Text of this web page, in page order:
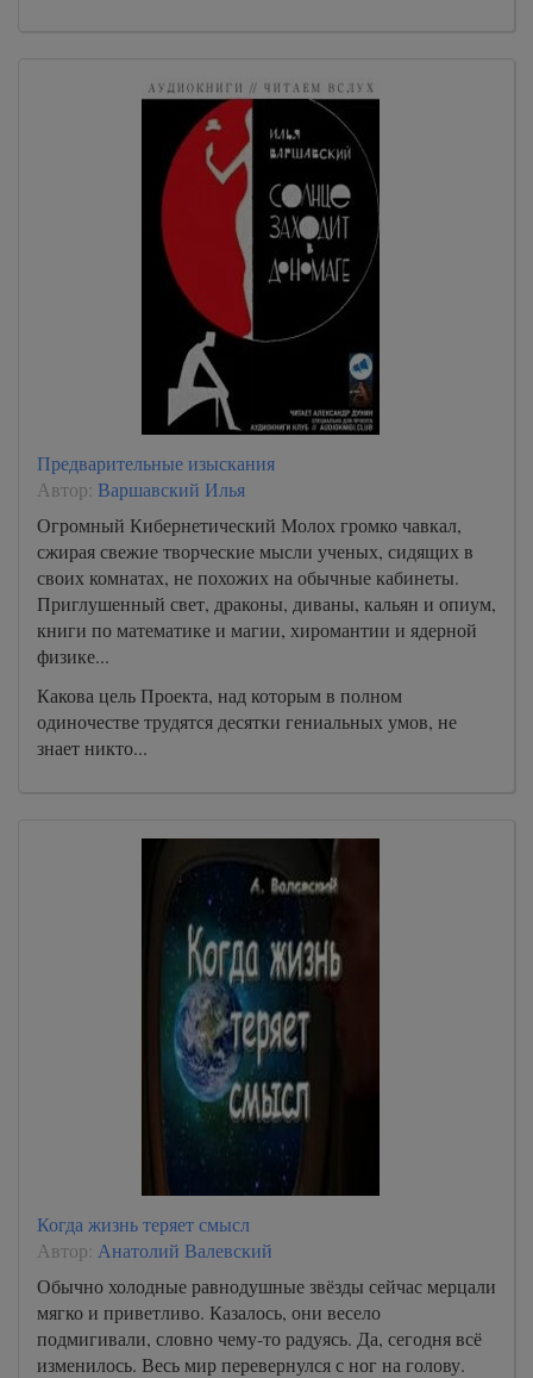
Предварительные изыскания
Автор: Варшавский Илья
Огромный Кибернетический Молох громко чавкал,
сжирая свежие творческие мысли ученых, сидящих в
своих комнатах, не похожих на обычные кабинеты.
Приглушенный свет, драконы, диваны, кальян и опиум,
книги по математике и магии, хиромантии и ядерной
физике...
Какова цель Проекта, над которым в полном
одиночестве трудятся десятки гениальных умов, не
знает никто...
Когда жизнь теряет смысл
Автор: Анатолий Валевский
Обычно холодные равнодушные звёзды сейчас мерцали
мягко и приветливо. Казалось, они весело
подмигивали, словно чему-то радуясь. Да, сегодня всё
изменилось. Весь мир перевернулся с ног на голову.